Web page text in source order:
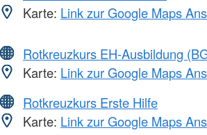
Karte: Link zur Google Maps
Rotkreuzkurs EH-Ausbildung
Karte: Link zur Google Maps
Rotkreuzkurs Erste Hilfe
Karte: Link zur Google Maps